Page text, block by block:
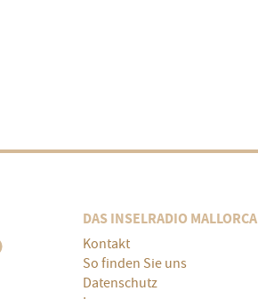
DAS INSELRADIO MALLORCA
Kontakt
So finden Sie uns
Datenschutz